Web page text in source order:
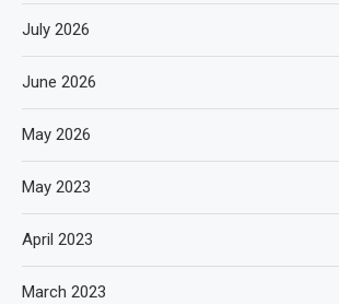
July 2026
June 2026
May 2026
May 2023
April 2023
March 2023